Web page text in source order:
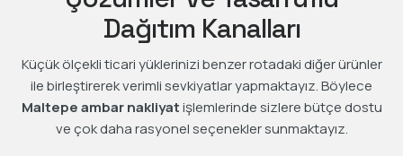
Dağıtım Kanalları
Küçük ölçekli ticari yüklerinizi benzer rotadaki diğer ürünler
ile birleştirerek verimli sevkiyatlar yapmaktayız. Böylece
Maltepe ambar nakliyatişlemlerinde sizlere bütçe dostu
ve çok daha rasyonel seçenekler sunmaktayız.